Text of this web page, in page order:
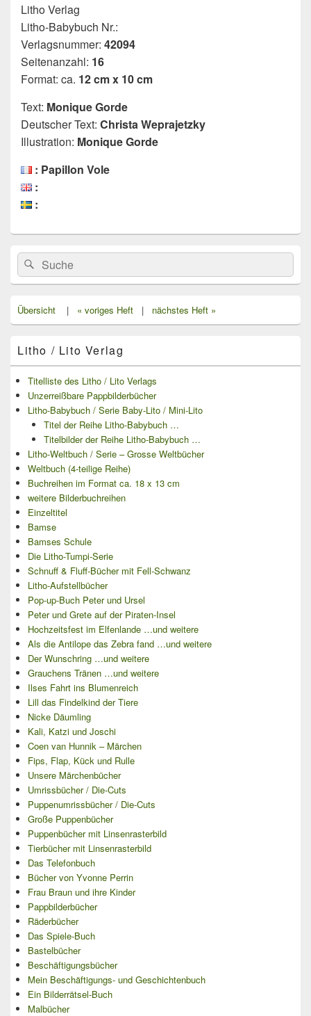
Litho Verlag
Litho-Babybuch Nr.:
Verlagsnummer: 42094
Seitenanzahl: 16
Format: ca. 12 cm x 10 cm
Text: Monique Gorde
Deutscher Text: Christa Weprajetzky
Illustration: Monique Gorde
: Papillon Vole
:
:
Primärer
Seitenleisten
Widget-
Bereich
Search
for:
Suche
Übersicht | « voriges Heft | nächstes Heft »
Litho / Lito Verlag
Titelliste des Litho / Lito Verlags
Unzerreißbare Pappbilderbücher
Litho-Babybuch / Serie Baby-Lito / Mini-Lito
Titel der Reihe Litho-Babybuch …
Titelbilder der Reihe Litho-Babybuch …
Litho-Weltbuch / Serie – Grosse Weltbücher
Weltbuch (4-teilige Reihe)
Buchreihen im Format ca. 18 x 13 cm
weitere Bilderbuchreihen
Einzeltitel
Bamse
Bamses Schule
Die Litho-Tumpi-Serie
Schnuff & Fluff-Bücher mit Fell-Schwanz
Litho-Aufstellbücher
Pop-up-Buch Peter und Ursel
Peter und Grete auf der Piraten-Insel
Hochzeitsfest im Elfenlande …und weitere
Als die Antilope das Zebra fand …und weitere
Der Wunschring …und weitere
Grauchens Tränen …und weitere
Ilses Fahrt ins Blumenreich
Lill das Findelkind der Tiere
Nicke Däumling
Kali, Katzi und Joschi
Coen van Hunnik – Märchen
Fips, Flap, Kück und Rulle
Unsere Märchenbücher
Umrissbücher / Die-Cuts
Puppenumrissbücher / Die-Cuts
Große Puppenbücher
Puppenbücher mit Linsenrasterbild
Tierbücher mit Linsenrasterbild
Das Telefonbuch
Bücher von Yvonne Perrin
Frau Braun und ihre Kinder
Pappbilderbücher
Räderbücher
Das Spiele-Buch
Bastelbücher
Beschäftigungsbücher
Mein Beschäftigungs- und Geschichtenbuch
Ein Bilderrätsel-Buch
Malbücher